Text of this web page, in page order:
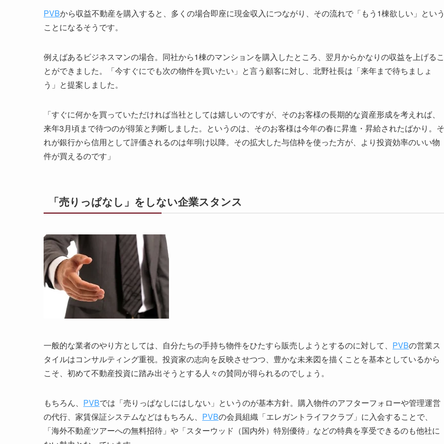
PVBから収益不動産を購入すると、多くの場合即座に現金収入につながり、その流れで「もう1棟欲しい」という
ことになるそうです。
例えばあるビジネスマンの場合。同社から1棟のマンションを購入したところ、翌月からかなりの収益を上げるこ
とができました。「今すぐにでも次の物件を買いたい」と言う顧客に対し、北野社長は「来年まで待ちましょ
う」と提案しました。
「すぐに何かを買っていただければ当社としては嬉しいのですが、そのお客様の長期的な資産形成を考えれば、
来年3月頃まで待つのが得策と判断しました。というのは、そのお客様は今年の春に昇進・昇給されたばかり。そ
れが銀行から信用として評価されるのは年明け以降。その拡大した与信枠を使った方が、より投資効率のいい物
件が買えるのです」
「売りっぱなし」をしない企業スタンス
一般的な業者のやり方としては、自分たちの手持ち物件をひたすら販売しようとするのに対して、 PVBの営業ス
タイルはコンサルティング重視。投資家の志向を反映させつつ、豊かな未来図を描くことを基本としているから
こそ、初めて不動産投資に踏み出そうとする人々の賛同が得られるのでしょう。
もちろん、 PVBでは「売りっぱなしにはしない」というのが基本方針。購入物件のアフターフォローや管理運営
の代行、家賃保証システムなどはもちろん、 PVBの会員組織「エレガントライフクラブ」に入会することで、
「海外不動産ツアーへの無料招待」や「スターウッド（国内外）特別優待」などの特典を享受できるのも他社に